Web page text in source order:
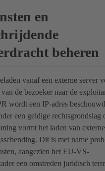
en
beheren
vanaf een externe server
de bezoeker naar de
wordt een IP-adres
een geldige rechtsgrondslag
vormt het laden van
Dit is met name
aangezien het EU-VS-
een omstreden juridisch